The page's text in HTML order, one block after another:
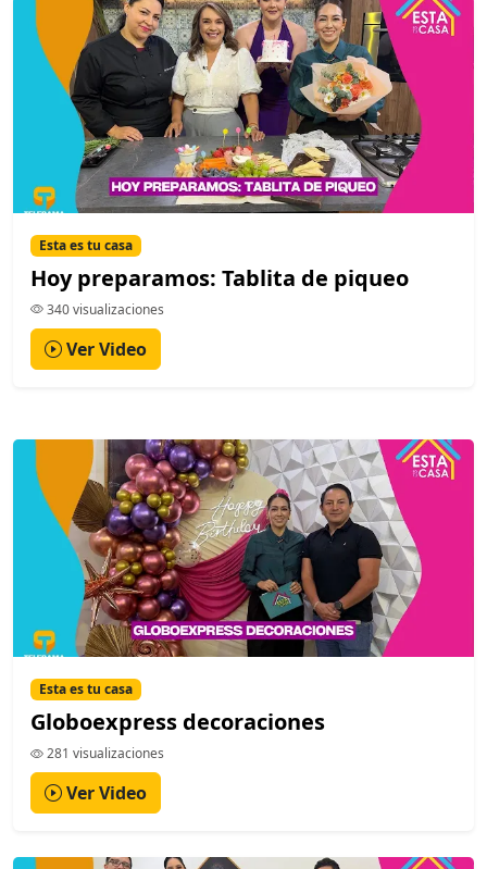
Esta es tu casa
Hoy preparamos: Tablita de piqueo
340 visualizaciones
Ver Video
Esta es tu casa
Globoexpress decoraciones
281 visualizaciones
Ver Video